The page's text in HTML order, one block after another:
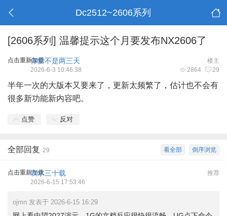
Dc2512~2606系列
[2606系列] 温馨提示这个月要发布NX2606了
点击重新加载 楼主
你爱不是两三天
2864 29
2026-6-3 10:46:38
半年一次的大版本又要来了，更新太频繁了，估计也不会有
很多新功能新内容吧。
点赞 反对
倒序浏览
看全部
全部回复 29
点击重新加载 推荐
吹水三十载
2026-6-15 17:53:46
ojmn 发表于 2026-6-15 16:29